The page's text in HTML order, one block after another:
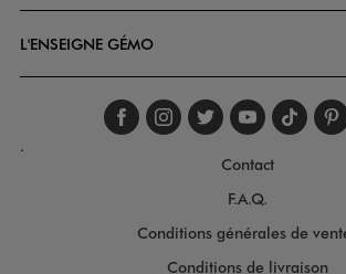
L'ENSEIGNE GÉMO
Suivez-nous
Suivez-
Suivez-
.
Contact
F.A.Q.
Conditions générales de
Conditions de livraison